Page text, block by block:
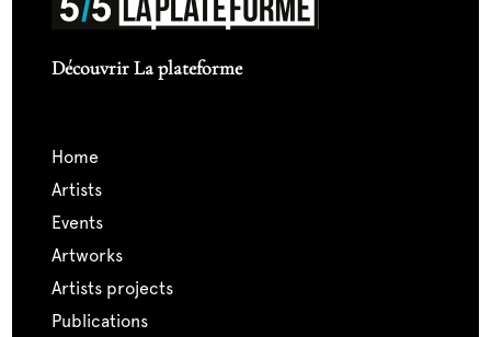
Découvrir La plateforme
home
artists
events
artworks
artists projects
publications